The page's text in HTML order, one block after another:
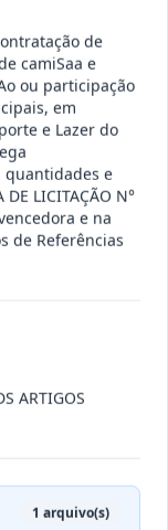
detalhes
para
de
camiSaa e
ou participação
em
e Lazer do
quantidades e
LICITAÇÃO N°
e na
de Referências
ARTIGOS
1 arquivo(s)